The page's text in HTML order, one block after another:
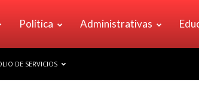
Política Administrativas
DE SERVICIOS